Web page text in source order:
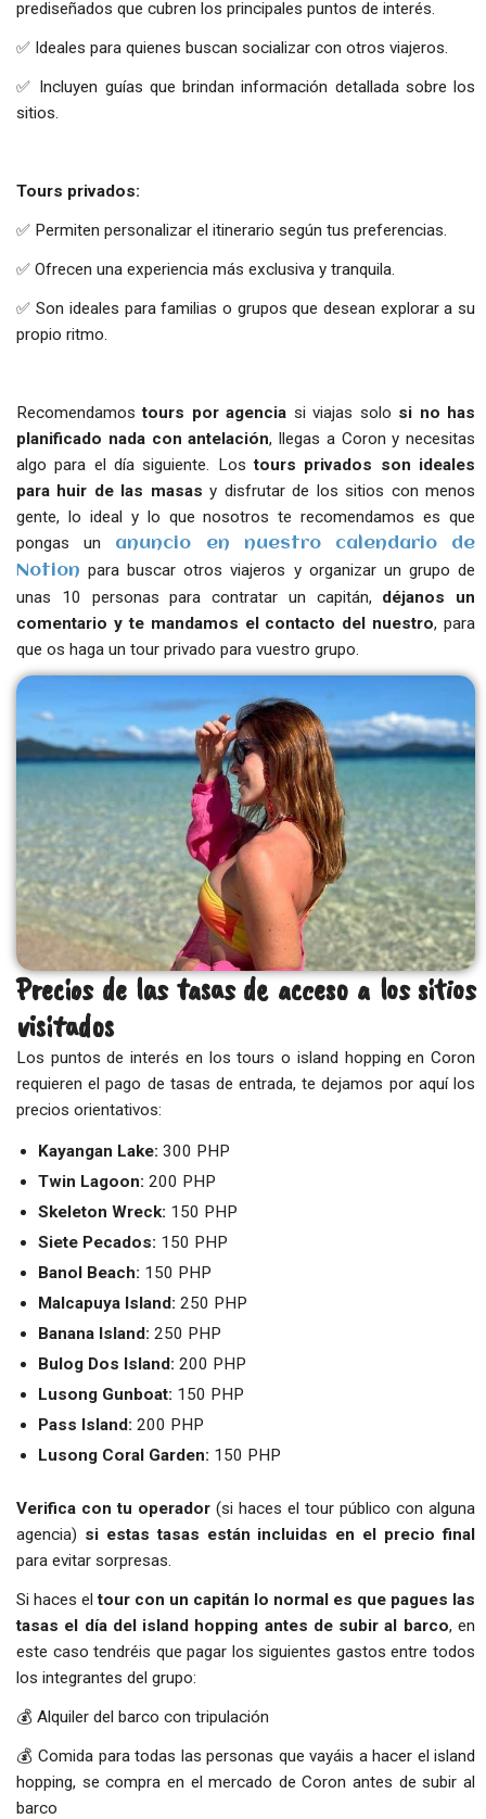
prediseñados que cubren los principales puntos de interés.
✅ Ideales para quienes buscan socializar con otros viajeros.
✅ Incluyen guías que brindan información detallada sobre los
sitios.
Tours privados:
✅ Permiten personalizar el itinerario según tus preferencias.
✅ Ofrecen una experiencia más exclusiva y tranquila.
✅ Son ideales para familias o grupos que desean explorar a su
propio ritmo.
Recomendamostours por agencia si viajas solo si no has
planificado nada con antelación, llegas a Coron y necesitas
algo para el día siguiente. Lostours privados son ideales
para huir de las masas y disfrutar de los sitios con menos
gente, lo ideal y lo que nosotros te recomendamos es que
pongas un anuncio en nuestro calendario de
Notion para buscar otros viajeros y organizar un grupo de
unas 10 personas para contratar un capitán, déjanos un
comentario y te mandamos el contacto del nuestro, para
que os haga un tour privado para vuestro grupo.
Precios de las tasas de acceso a los sitios
visitados
Los puntos de interés en los tours o island hopping en Coron
requieren el pago de tasas de entrada, te dejamos por aquí los
precios orientativos:
Kayangan Lake: 300 PHP
Twin Lagoon: 200 PHP
Skeleton Wreck: 150 PHP
Siete Pecados: 150 PHP
Banol Beach: 150 PHP
Malcapuya Island: 250 PHP
Banana Island: 250 PHP
Bulog Dos Island: 200 PHP
Lusong Gunboat: 150 PHP
Pass Island: 200 PHP
Lusong Coral Garden: 150 PHP
Verifica con tu operador (si haces el tour público con alguna
agencia) si estas tasas están incluidas en el precio final
para evitar sorpresas.
Si haces eltour con un capitán lo normal es que pagues las
tasas el día del island hopping antes de subir al barco, en
este caso tendréis que pagar los siguientes gastos entre todos
los integrantes del grupo:
💰 Alquiler del barco con tripulación
💰 Comida para todas las personas que vayáis a hacer el island
hopping, se compra en el mercado de Coron antes de subir al
barco